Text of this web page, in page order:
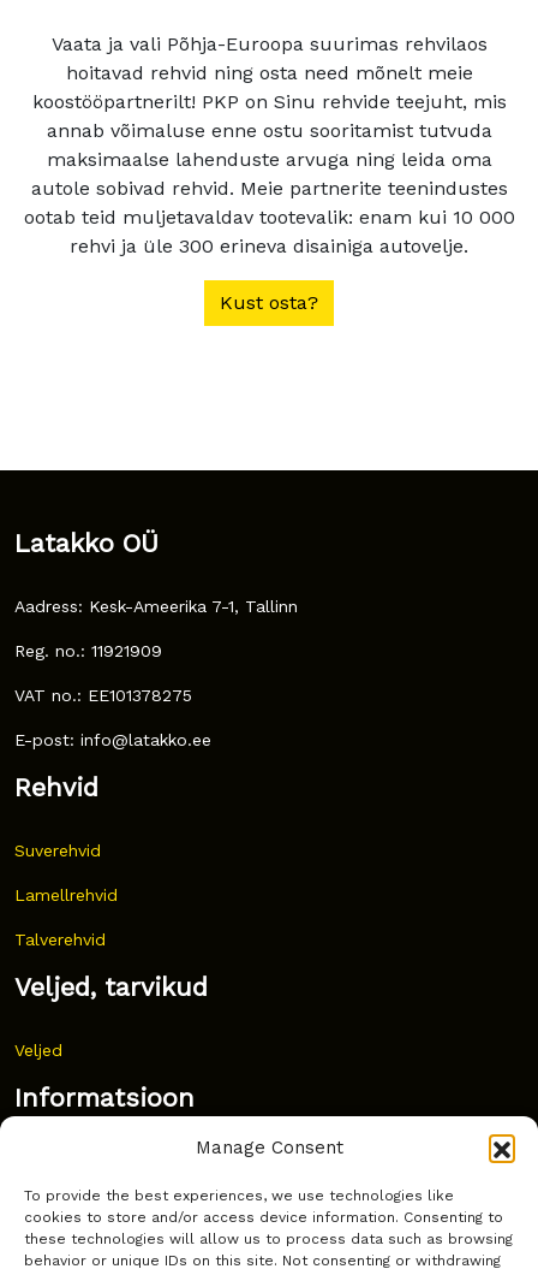
Manage Consent
To provide the best experiences, we use technologies like
cookies to store and/or access device information. Consenting to
these technologies will allow us to process data such as browsing
behavior or unique IDs on this site. Not consenting or withdrawing
Vaata ja vali Põhja-Euroopa suurimas rehvilaos
hoitavad rehvid ning osta need mõnelt meie
koostööpartnerilt! PKP on Sinu rehvide teejuht, mis
annab võimaluse enne ostu sooritamist tutvuda
maksimaalse lahenduste arvuga ning leida oma
autole sobivad rehvid. Meie partnerite teenindustes
ootab teid muljetavaldav tootevalik: enam kui 10 000
rehvi ja üle 300 erineva disainiga autovelje.
Kust osta?
Latakko OÜ
Aadress: Kesk-Ameerika 7-1, Tallinn
Reg. no.: 11921909
VAT no.: EE101378275
E-post: info@latakko.ee
Rehvid
Suverehvid
Lamellrehvid
Talverehvid
Veljed, tarvikud
Veljed
Informatsioon
Korduma kippuvad küsimused
Kust osta?